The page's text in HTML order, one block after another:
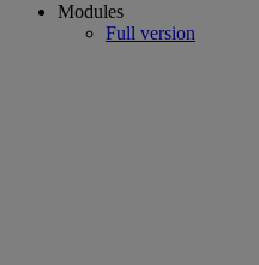
Modules
Full version